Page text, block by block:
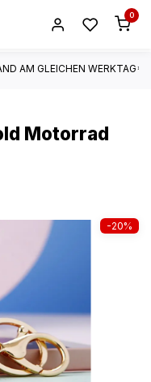
0
AM GLEICHEN WERKTAG*
Motorrad
-20%